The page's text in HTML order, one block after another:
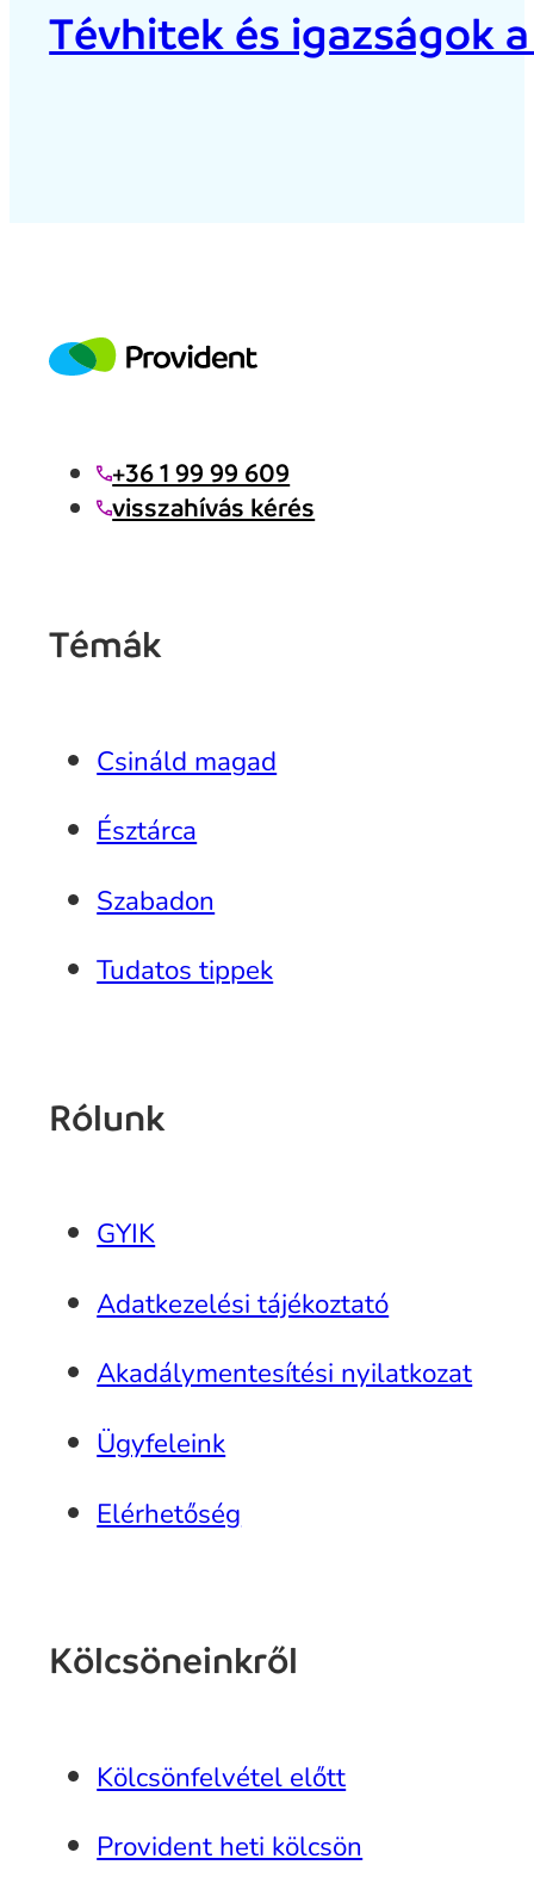
Tévhitek és igazságok
+36 1 99 99 609
visszahívás kérés
Témák
Csináld magad
Észtárca
Szabadon
Tudatos tippek
Rólunk
GYIK
Adatkezelési tájékoztató
Akadálymentesítési nyilatkozat
Ügyfeleink
Elérhetőség
Kölcsöneinkről
Kölcsönfelvétel előtt
Provident heti kölcsön